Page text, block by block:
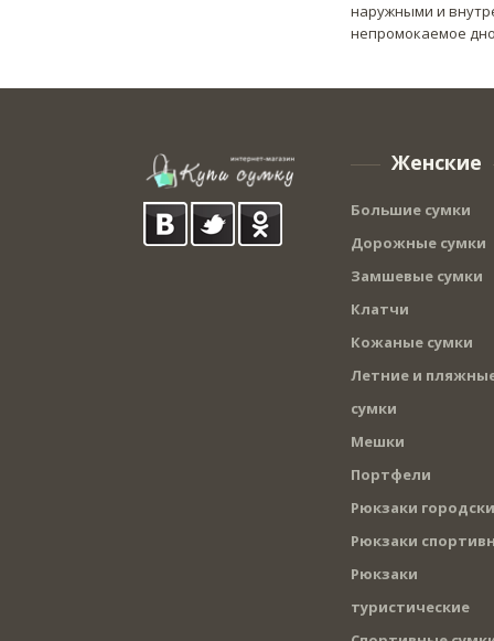
наружными и
непромокаемое
Женские
Большие сумки
Дорожные сумки
Замшевые сумки
Клатчи
Кожаные сумки
Летние и
сумки
Мешки
Портфели
Рюкзаки
Рюкзаки
Рюкзаки
туристические